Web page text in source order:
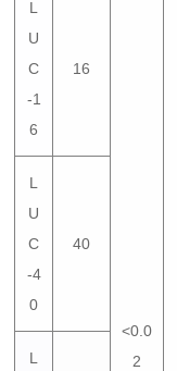
L
U
C
-1
6
16
<0.0
2
L
U
C
-4
0
40
L